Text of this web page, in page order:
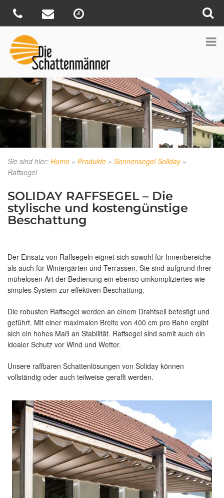
Sie sind hier: Home » Produkte » Sonnensegel Soliday»
Raffsegel
SOLIDAY RAFFSEGEL – Die
stylische und kostengünstige
Beschattung
Der Einsatz von Raffsegeln eignet sich sowohl für Innenbereiche
als auch für Wintergärten und Terrassen. Sie sind aufgrund ihrer
mühelosen Art der Bedienung ein ebenso umkompliziertes wie
simples System zur effektiven Beschattung.
Die robusten Raffsegel werden an einem Drahtseil befestigt und
geführt. Mit einer maximalen Breite von 400 cm pro Bahn ergibt
sich ein hohes Maß an Stabilität. Raffsegel sind somit auch ein
idealer Schutz vor Wind und Wetter.
Unsere raffbaren Schattenlösungen von Soliday können
vollständig oder auch teilweise gerafft werden.